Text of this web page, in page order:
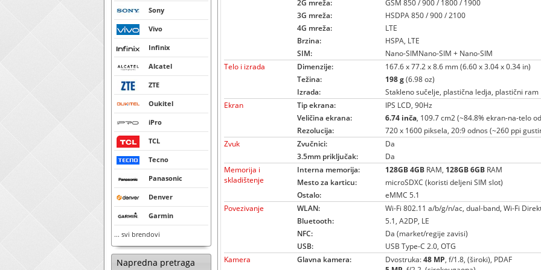
Sony
Vivo
Infinix
Alcatel
ZTE
Oukitel
iPro
TCL
Tecno
Panasonic
Denver
Garmin
... svi brendovi
Napredna pretraga
2G mreža:
GSM 850 / 900 / 1800 / 1900
3G mreža:
HSDPA 850 / 900 / 2100
4G mreža:
LTE
Brzina:
HSPA, LTE
SIM:
Nano-SIMNano-SIM + Nano-SIM
Telo i izrada
Dimenzije:
167.6 x 77.2 x 8.6 mm (6.60 x 3.04 x 0.34 in)
Težina:
198 g(6.98 oz)
Izrada:
Stakleno sučelje, plastična ledja, plastični ram
Ekran
Tip ekrana:
IPS LCD, 90Hz
Veličina ekrana:
6.74 inča, 109.7 cm2 (~84.8% ekran-na-telo
Rezolucija:
720 x 1600 piksela, 20:9 odnos (~260 ppi
Zvuk
Zvučnici:
Da
3.5mm priključak:
Da
Memorija i
skladištenje
Interna memorija: 128GB4GB RAM, 128GB6GB RAM
Mesto za karticu:
microSDXC (koristi deljeni SIM slot)
Ostalo:
eMMC 5.1
Povezivanje
WLAN:
Wi-Fi 802.11 a/b/g/n/ac, dual-band, Wi-Fi
Bluetooth:
5.1, A2DP, LE
NFC:
Da (market/regije zavisi)
USB:
USB Type-C 2.0, OTG
Kamera
Glavna kamera: Dvostruka:48 MP, f/1.8, (široki), PDAF